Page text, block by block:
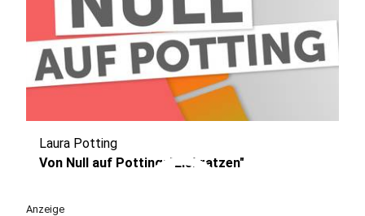
Laura Potting
Von Null auf Potting: "Eiskratzen"
Anzeige